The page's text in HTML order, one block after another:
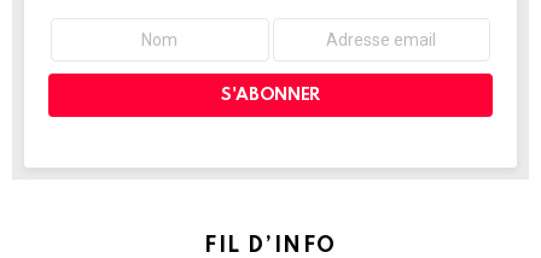
FIL D’INFO